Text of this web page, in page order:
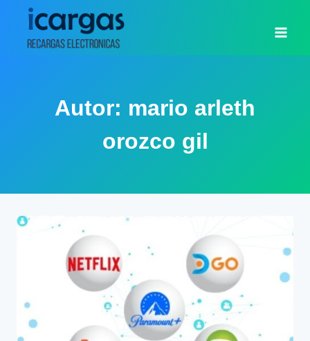
Saltar
contenido
Autor: mario arleth
orozco gil